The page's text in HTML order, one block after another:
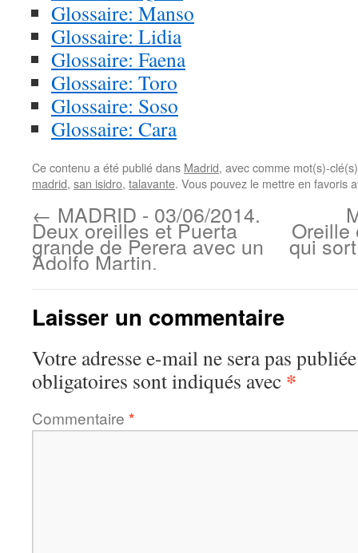
Glossaire: Manso
Glossaire: Lidia
Glossaire: Faena
Glossaire: Toro
Glossaire: Soso
Glossaire: Cara
Ce contenu a été publié dans Madrid, avec comme mot(s)-
madrid, san isidro, talavante. Vous pouvez le mettre en favoris
← MADRID - 03/06/2014.
Deux oreilles et Puerta
grande de Perera avec un
Adolfo Martin.
Oreille
qui
Laisser un commentaire
Votre adresse e-mail ne sera pas
obligatoires sont indiqués avec *
Commentaire *